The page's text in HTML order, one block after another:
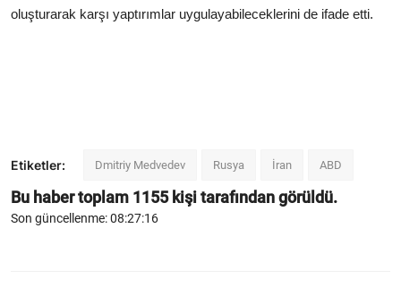
oluşturarak karşı yaptırımlar uygulayabileceklerini de ifade etti.
Etiketler: Dmitriy Medvedev Rusya İran ABD
Bu haber toplam 1155kişi tarafından görüldü.
Son güncellenme: 08:27:16